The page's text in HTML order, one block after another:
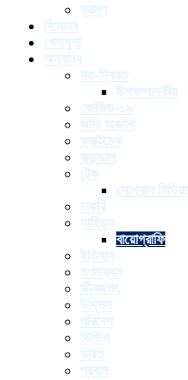
ভ্রমণ
বিনোদন
খেলাধুলা
অন্যান্য
মত-দ্বিমত
উপসম্পাদকীয়
কোভিড-১৯
জানা অজানা
ফ্যাক্টচেক
স্ক্যান্ডাল
টেক
সোশ্যাল মিডিয়া
চাকরি
সাহিত্য
বায়োগ্রাফি
ইতিহাস
গণমাধ্যম
জীবজগৎ
উদ্ভিদ
পরিবেশ
ভিডিও
ভারত
প্রবাস